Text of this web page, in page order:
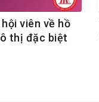
viên về hồ
thị đặc biệt